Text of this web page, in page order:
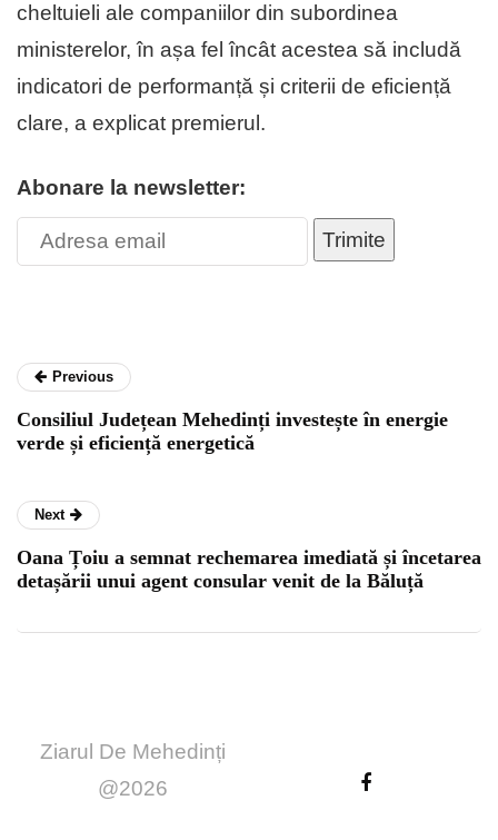
cheltuieli ale companiilor din subordinea
ministerelor, în așa fel încât acestea să includă
indicatori de performanță și criterii de eficiență
clare, a explicat premierul.
Abonare la newsletter:
Trimite
Previous
Consiliul Județean Mehedinți investește în energie
verde și eficiență energetică
Next
Oana Țoiu a semnat rechemarea imediată și încetarea
detașării unui agent consular venit de la Băluță
Ziarul De Mehedinți
@2026